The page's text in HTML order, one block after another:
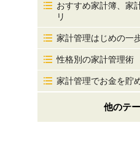
おすすめ家計簿、家
リ
家計管理はじめの一
性格別の家計管理術
家計管理でお金を貯
他のテ